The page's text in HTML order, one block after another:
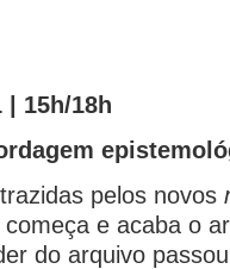
| 15h/18h
pelos novos
e acaba o
do arquivo